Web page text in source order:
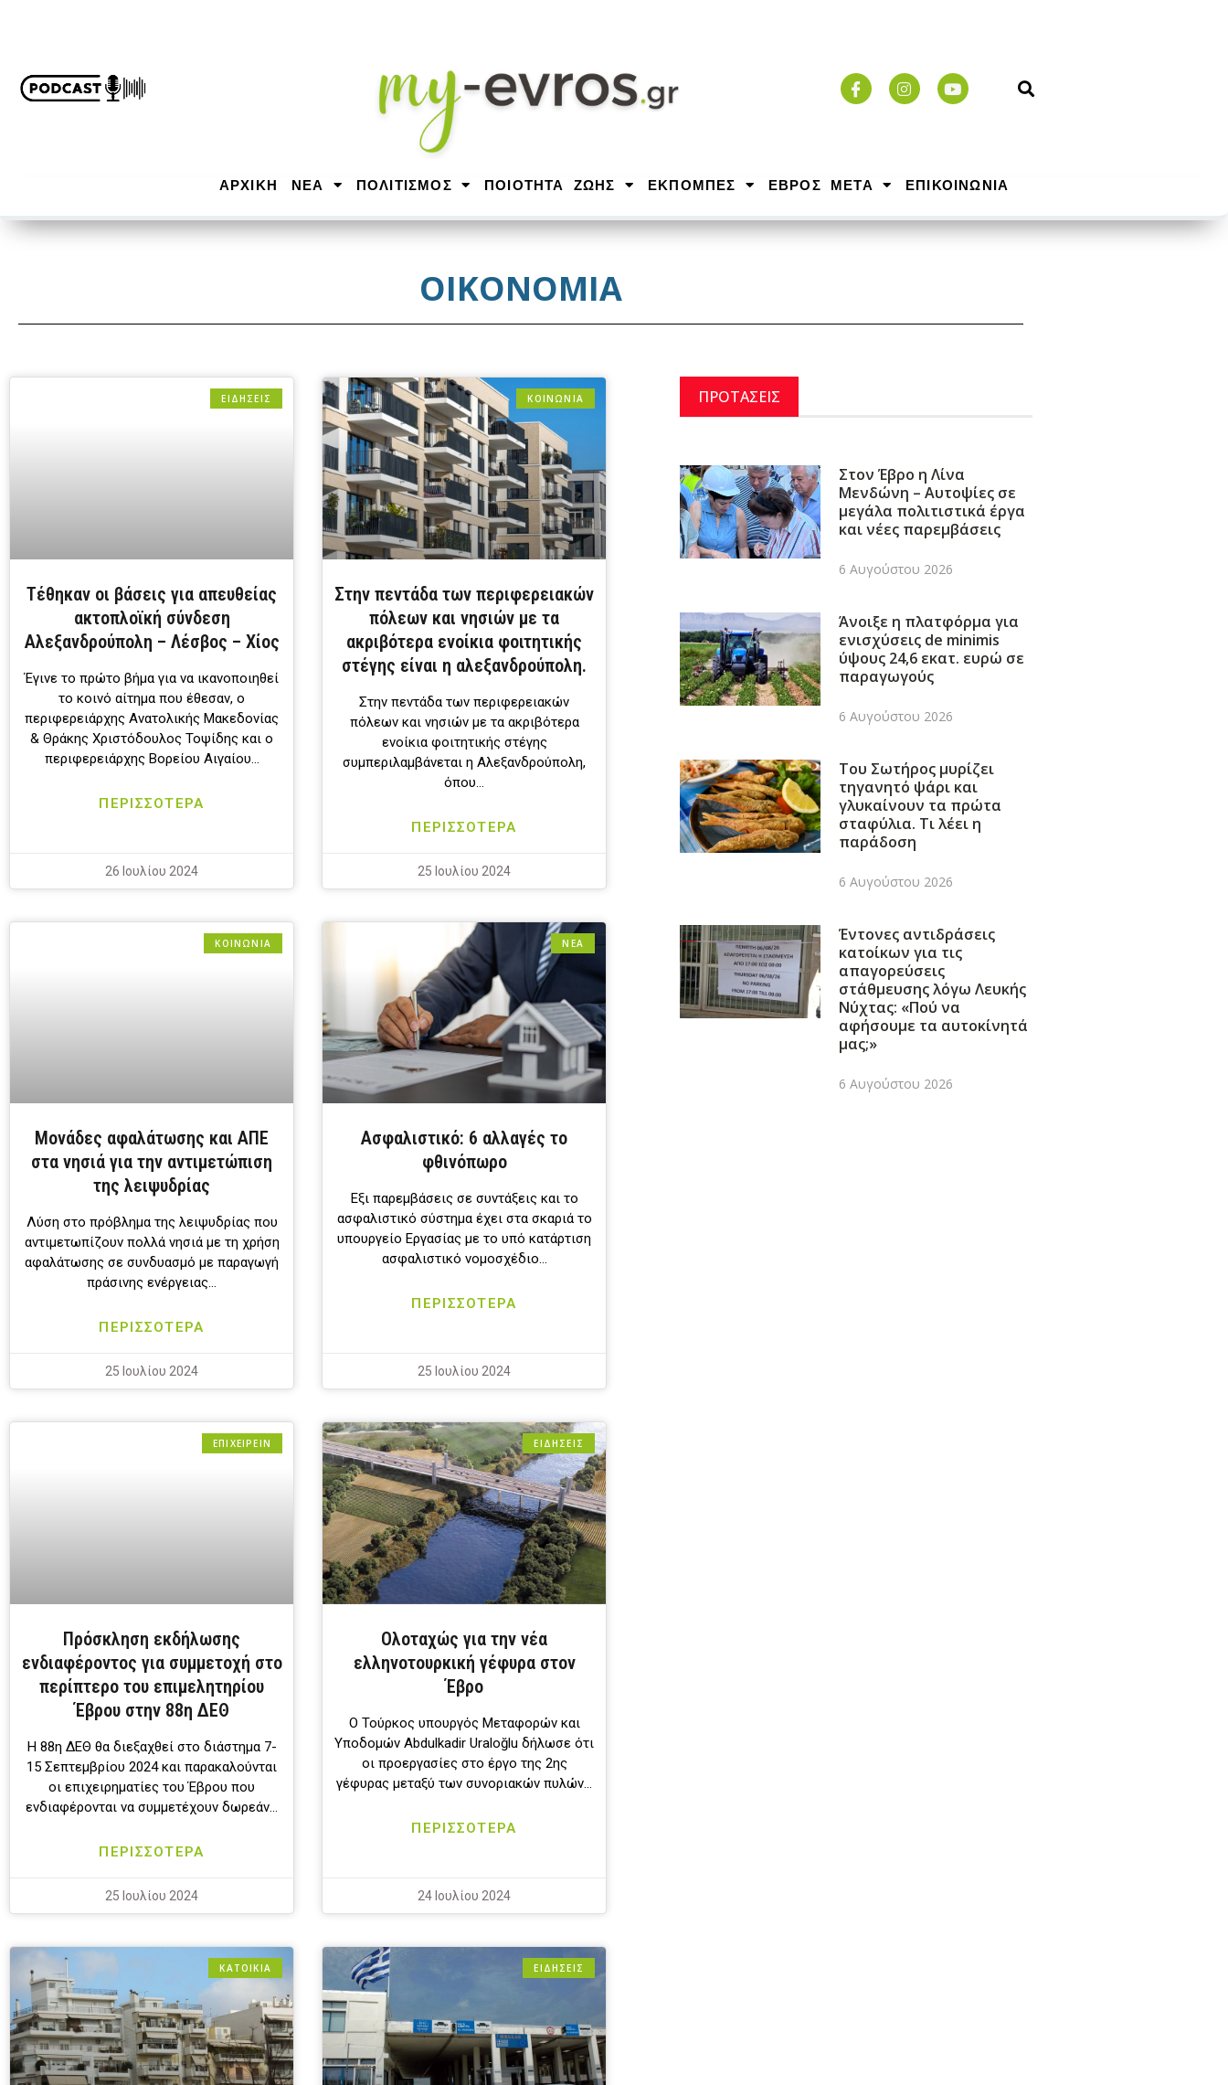
ΑΡΧΙΚΉ ΝΕΑ ΠΟΛΙΤΙΣΜΟΣ ΠΟΙΟΤΗΤΑ ΖΩΗΣ ΕΚΠΟΜΠΕΣ ΕΒΡΟΣ ΜΕΤΑ ΕΠΙΚΟΙΝΩΝΙΑ
ΟΙΚΟΝΟΜΙΑ
ΕΙΔΗΣΕΙΣ
Τέθηκαν οι βάσεις για απευθείας
ακτοπλοϊκή σύνδεση
Αλεξανδρούπολη – Λέσβος – Χίος
Έγινε το πρώτο βήμα για να ικανοποιηθεί
το κοινό αίτημα που έθεσαν, ο
περιφερειάρχης Ανατολικής Μακεδονίας
& Θράκης Χριστόδουλος Τοψίδης και ο
περιφερειάρχης Βορείου Αιγαίου…
ΠΕΡΙΣΣΟΤΕΡΑ
26 Ιουλίου 2024
ΚΟΙΝΩΝΙΑ
Στην πεντάδα των περιφερειακών
πόλεων και νησιών με τα
ακριβότερα ενοίκια φοιτητικής
στέγης είναι η αλεξανδρούπολη.
Στην πεντάδα των περιφερειακών
πόλεων και νησιών με τα ακριβότερα
ενοίκια φοιτητικής στέγης
συμπεριλαμβάνεται η Αλεξανδρούπολη,
όπου…
ΠΕΡΙΣΣΟΤΕΡΑ
25 Ιουλίου 2024
ΚΟΙΝΩΝΙΑ
Μονάδες αφαλάτωσης και ΑΠΕ
στα νησιά για την αντιμετώπιση
της λειψυδρίας
Λύση στο πρόβλημα της λειψυδρίας που
αντιμετωπίζουν πολλά νησιά με τη χρήση
αφαλάτωσης σε συνδυασμό με παραγωγή
πράσινης ενέργειας…
ΠΕΡΙΣΣΟΤΕΡΑ
25 Ιουλίου 2024
ΝΕΑ
Ασφαλιστικό: 6 αλλαγές το
φθινόπωρο
Εξι παρεμβάσεις σε συντάξεις και το
ασφαλιστικό σύστημα έχει στα σκαριά το
υπουργείο Εργασίας με το υπό κατάρτιση
ασφαλιστικό νομοσχέδιο…
ΠΕΡΙΣΣΟΤΕΡΑ
25 Ιουλίου 2024
ΕΠΙΧΕΙΡΕΙΝ
Πρόσκληση εκδήλωσης
ενδιαφέροντος για συμμετοχή στο
περίπτερο του επιμελητηρίου
Έβρου στην 88η ΔΕΘ
Η 88η ΔΕΘ θα διεξαχθεί στο διάστημα 7-
15 Σεπτεμβρίου 2024 και παρακαλούνται
οι επιχειρηματίες του Έβρου που
ενδιαφέρονται να συμμετέχουν δωρεάν…
ΠΕΡΙΣΣΟΤΕΡΑ
25 Ιουλίου 2024
ΕΙΔΗΣΕΙΣ
Ολοταχώς για την νέα
ελληνοτουρκική γέφυρα στον
Έβρο
Ο Τούρκος υπουργός Μεταφορών και
Υποδομών Abdulkadir Uraloğlu δήλωσε ότι
οι προεργασίες στο έργο της 2ης
γέφυρας μεταξύ των συνοριακών πυλών…
ΠΕΡΙΣΣΟΤΕΡΑ
24 Ιουλίου 2024
ΚΑΤΟΙΚΙΑ ΕΙΔΗΣΕΙΣ
ΠΡΟΤΑΣΕΙΣ
Στον Έβρο η Λίνα
Μενδώνη – Αυτοψίες σε
μεγάλα πολιτιστικά έργα
και νέες παρεμβάσεις
6 Αυγούστου 2026
Άνοιξε η πλατφόρμα για
ενισχύσεις de minimis
ύψους 24,6 εκατ. ευρώ σε
παραγωγούς
6 Αυγούστου 2026
Του Σωτήρος μυρίζει
τηγανητό ψάρι και
γλυκαίνουν τα πρώτα
σταφύλια. Τι λέει η
παράδοση
6 Αυγούστου 2026
Έντονες αντιδράσεις
κατοίκων για τις
απαγορεύσεις
στάθμευσης λόγω Λευκής
Νύχτας: «Πού να
αφήσουμε τα αυτοκίνητά
μας;»
6 Αυγούστου 2026